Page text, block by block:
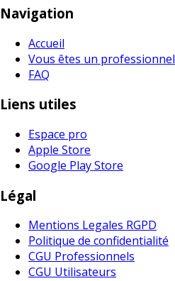
Navigation
Accueil
Vous êtes un professionnel
FAQ
Liens utiles
Espace pro
Apple Store
Google Play Store
Légal
Mentions Legales RGPD
Politique de confidentialité
CGU Professionnels
CGU Utilisateurs